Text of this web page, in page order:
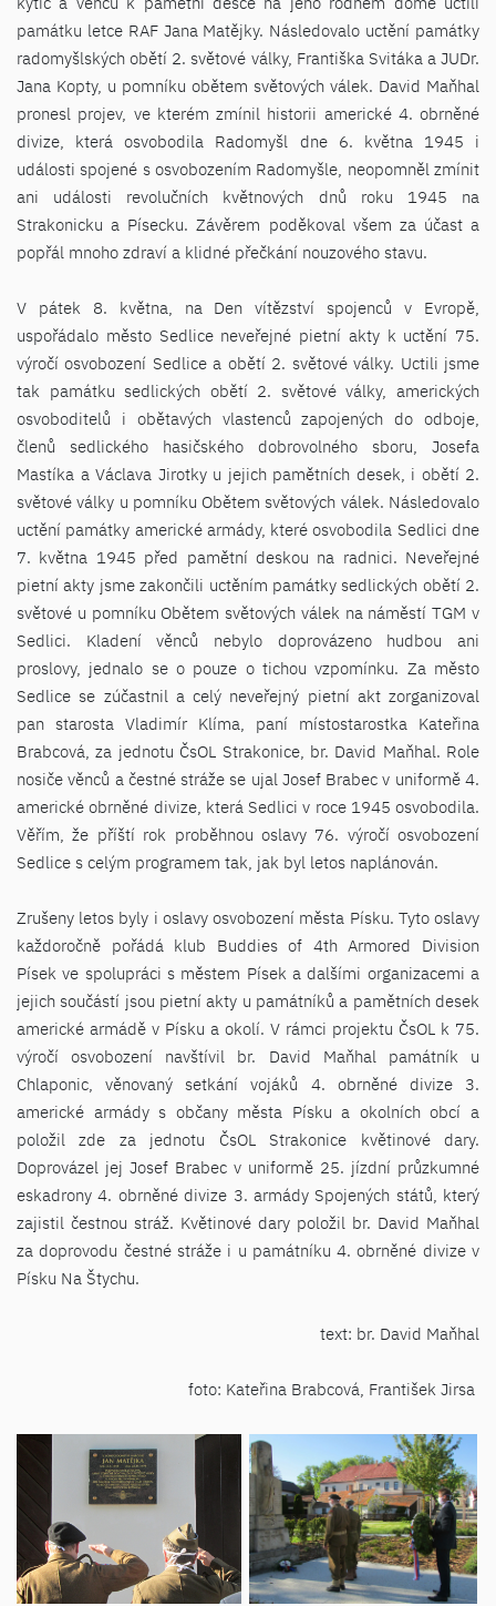
památku letce RAF Jana Matějky. Následovalo uctění památky
radomyšlských obětí 2. světové války, Františka Svitáka a JUDr.
Jana Kopty, u pomníku obětem světových válek. David Maňhal
pronesl projev, ve kterém zmínil historii americké 4. obrněné
divize, která osvobodila Radomyšl dne 6. května 1945 i
události spojené s osvobozením Radomyšle, neopomněl zmínit
ani události revolučních květnových dnů roku 1945 na
Strakonicku a Písecku. Závěrem poděkoval všem za účast a
popřál mnoho zdraví a klidné přečkání nouzového stavu.
V pátek 8. května, na Den vítězství spojenců v Evropě,
uspořádalo město Sedlice neveřejné pietní akty k uctění 75.
výročí osvobození Sedlice a obětí 2. světové války. Uctili jsme
tak památku sedlických obětí 2. světové války, amerických
osvoboditelů i obětavých vlastenců zapojených do odboje,
členů sedlického hasičského dobrovolného sboru, Josefa
Mastíka a Václava Jirotky u jejich pamětních desek, i obětí 2.
světové války u pomníku Obětem světových válek. Následovalo
uctění památky americké armády, které osvobodila Sedlici dne
7. května 1945 před pamětní deskou na radnici. Neveřejné
pietní akty jsme zakončili uctěním památky sedlických obětí 2.
světové u pomníku Obětem světových válek na náměstí TGM v
Sedlici. Kladení věnců nebylo doprovázeno hudbou ani
proslovy, jednalo se o pouze o tichou vzpomínku. Za město
Sedlice se zúčastnil a celý neveřejný pietní akt zorganizoval
pan starosta Vladimír Klíma, paní místostarostka Kateřina
Brabcová, za jednotu ČsOL Strakonice, br. David Maňhal. Role
nosiče věnců a čestné stráže se ujal Josef Brabec v uniformě 4.
americké obrněné divize, která Sedlici v roce 1945 osvobodila.
Věřím, že příští rok proběhnou oslavy 76. výročí osvobození
Sedlice s celým programem tak, jak byl letos naplánován.
Zrušeny letos byly i oslavy osvobození města Písku. Tyto oslavy
každoročně pořádá klub Buddies of 4th Armored Division
Písek ve spolupráci s městem Písek a dalšími organizacemi a
jejich součástí jsou pietní akty u památníků a pamětních desek
americké armádě v Písku a okolí. V rámci projektu ČsOL k 75.
výročí osvobození navštívil br. David Maňhal památník u
Chlaponic, věnovaný setkání vojáků 4. obrněné divize 3.
americké armády s občany města Písku a okolních obcí a
položil zde za jednotu ČsOL Strakonice květinové dary.
Doprovázel jej Josef Brabec v uniformě 25. jízdní průzkumné
eskadrony 4. obrněné divize 3. armády Spojených států, který
zajistil čestnou stráž. Květinové dary položil br. David Maňhal
za doprovodu čestné stráže i u památníku 4. obrněné divize v
Písku Na Štychu.
text: br. David Maňhal
foto: Kateřina Brabcová, František Jirsa